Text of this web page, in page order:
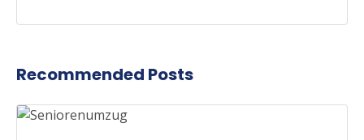
Recommended Posts